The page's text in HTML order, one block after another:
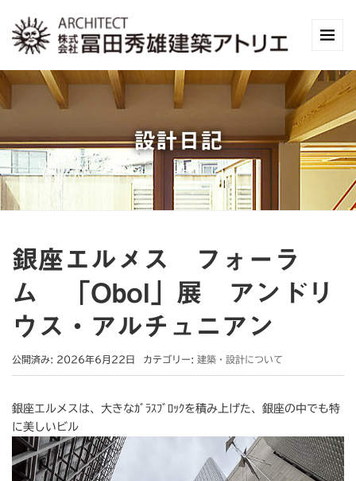
設計日記
銀座エルメス フォーラ
ム 「Obol」展 アンドリ
ウス・アルチュニアン
公開済み: 2026年6月22日 カテゴリー: 建築・設計について
銀座エルメスは、大きなｶﾞﾗｽﾌﾞﾛｯｸを積み上げた、銀座の中でも特
に美しいビル